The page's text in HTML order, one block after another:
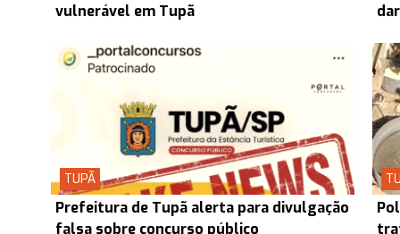
vulnerável em Tupã
TUPÃ
Prefeitura de Tupã alerta para divulgação
falsa sobre concurso público